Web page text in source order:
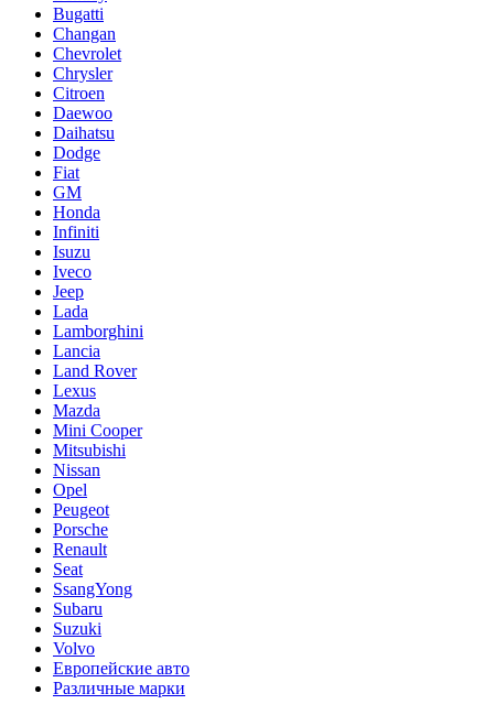
Bugatti
Changan
Chevrolet
Chrysler
Citroen
Daewoo
Daihatsu
Dodge
Fiat
GM
Honda
Infiniti
Isuzu
Iveco
Jeep
Lada
Lamborghini
Lancia
Land Rover
Lexus
Mazda
Mini Cooper
Mitsubishi
Nissan
Opel
Peugeot
Porsche
Renault
Seat
SsangYong
Subaru
Suzuki
Volvo
Европейские авто
Различные марки